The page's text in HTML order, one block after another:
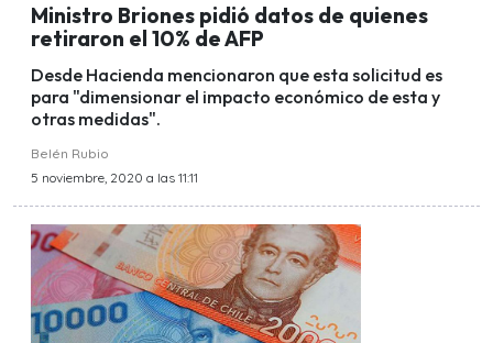
Ministro Briones pidió datos de quienes
retiraron el 10% de AFP
Desde Hacienda mencionaron que esta solicitud es
para "dimensionar el impacto económico de esta y
otras medidas".
Belén Rubio
5 noviembre, 2020 a las 11:11